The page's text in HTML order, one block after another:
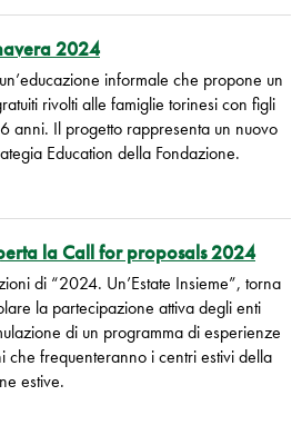
2024
informale che propone un
rivolti alle famiglie torinesi con figli
anni. Il progetto rappresenta un nuovo
Education della Fondazione.
la Call for proposals 2024
di “2024. Un’Estate Insieme”, torna
la partecipazione attiva degli enti
di un programma di esperienze
che frequenteranno i centri estivi della
estive.